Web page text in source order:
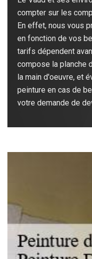
compter sur les
En effet, nous vous
en fonction de vos
tarifs dépendent
compose la planche
la main d'oeuvre, et
peinture en cas de
votre demande de